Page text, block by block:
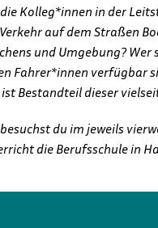
Kolleg*innen in der
auf dem Straßen
und Umgebung?
Fahrer*innen verfügbar
Bestandteil dieser
du im jeweils
die Berufsschule in